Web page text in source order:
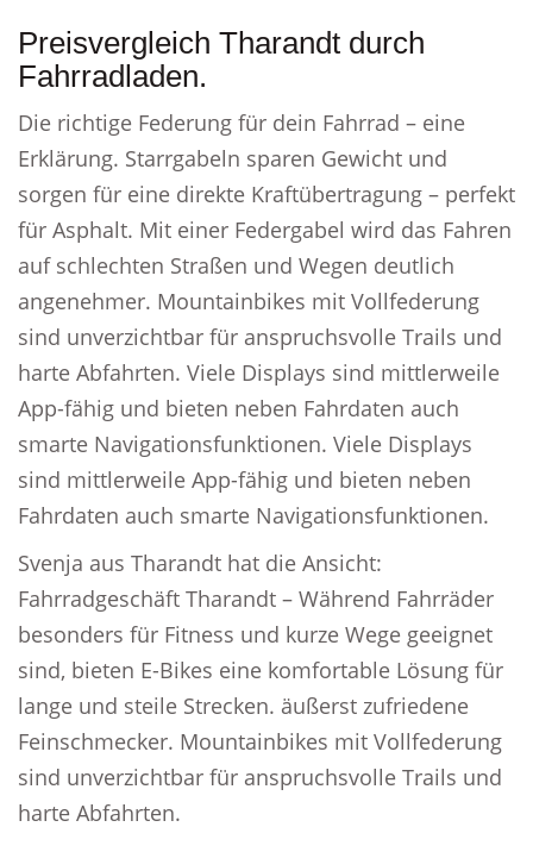
Preisvergleich Tharandt durch
Fahrradladen.
Die richtige Federung für dein Fahrrad – eine
Erklärung. Starrgabeln sparen Gewicht und
sorgen für eine direkte Kraftübertragung – perfekt
für Asphalt. Mit einer Federgabel wird das Fahren
auf schlechten Straßen und Wegen deutlich
angenehmer. Mountainbikes mit Vollfederung
sind unverzichtbar für anspruchsvolle Trails und
harte Abfahrten. Viele Displays sind mittlerweile
App-fähig und bieten neben Fahrdaten auch
smarte Navigationsfunktionen. Viele Displays
sind mittlerweile App-fähig und bieten neben
Fahrdaten auch smarte Navigationsfunktionen.
Svenja aus Tharandt hat die Ansicht:
Fahrradgeschäft Tharandt – Während Fahrräder
besonders für Fitness und kurze Wege geeignet
sind, bieten E-Bikes eine komfortable Lösung für
lange und steile Strecken. äußerst zufriedene
Feinschmecker. Mountainbikes mit Vollfederung
sind unverzichtbar für anspruchsvolle Trails und
harte Abfahrten.